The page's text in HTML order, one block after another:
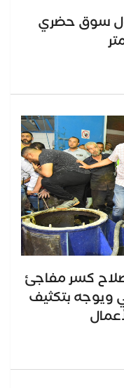
سوق حضري
كسر مفاجئ
ويوجه بتكثيف